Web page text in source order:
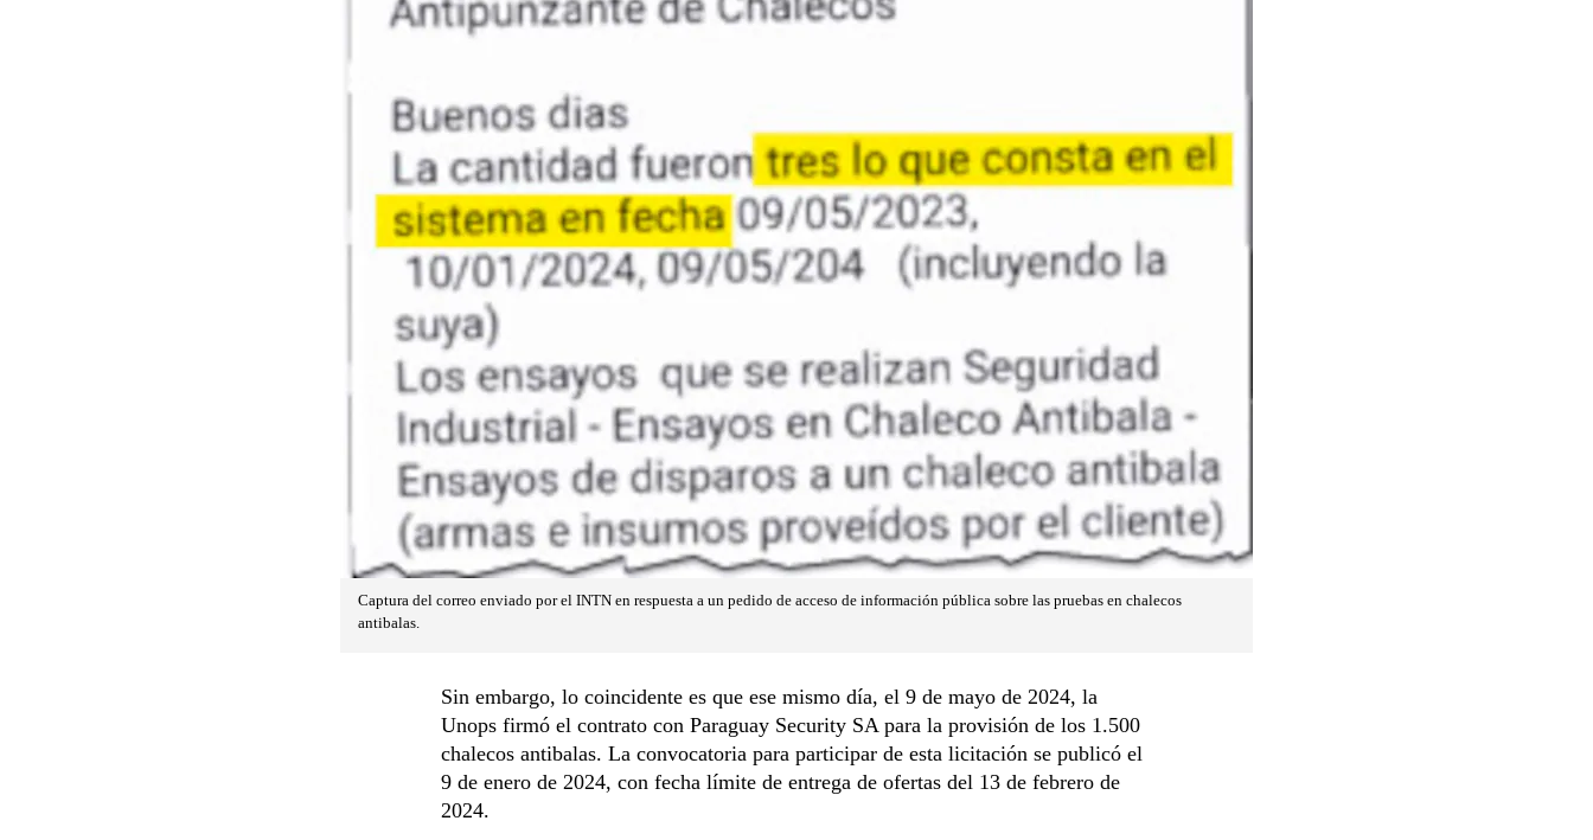
Captura del correo enviado por el INTN en respuesta a un pedido de acceso de información pública sobre las pruebas en chalecos
antibalas.
Sin embargo, lo coincidente es que ese mismo día, el 9 de mayo de 2024, la
Unops firmó el contrato con Paraguay Security SA para la provisión de los 1.500
chalecos antibalas. La convocatoria para participar de esta licitación se publicó el
9 de enero de 2024, con fecha límite de entrega de ofertas del 13 de febrero de
2024.